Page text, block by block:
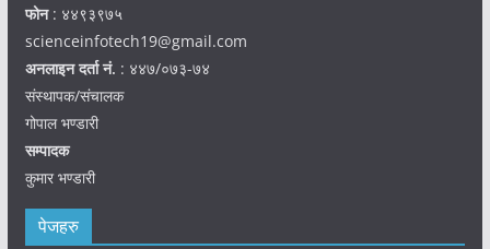
फोन: ४४९३९७५
scienceinfotech19@gmail.com
अनलाइन दर्ता नं. : ४४७/०७३-७४
संस्थापक/संचालक
गोपाल भण्डारी
सम्पादक
कुमार भण्डारी
पेजहरु